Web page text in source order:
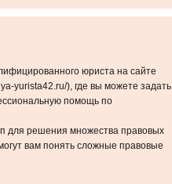
юриста на сайте
yurista42.ru/), где вы можете задать
помощь по
для решения множества правовых
вам понять сложные правовые